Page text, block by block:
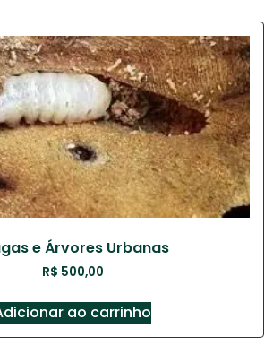
e Árvores Urbanas
R$ 500,00
ao carrinho